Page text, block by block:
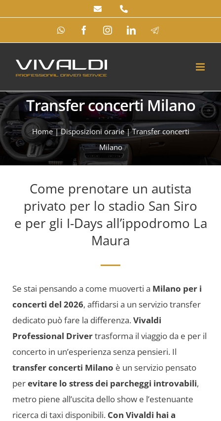
WhatsAppFacebookInstagramLinkedInTelegram
Transfer concerti Milano
Home|Disposizioni orarie|Transfer concerti
Milano
Come prenotare un autista
privato per lo stadio San Siro
e per gli I-Days all’ippodromo La
Maura
Se stai pensando a come muoverti a Milano per i
concerti del 2026, affidarsi a un servizio transfer
dedicato può fare la differenza.Vivaldi
Professional Drivertrasforma il viaggio da e per il
concerto in un’esperienza senza pensieri. Il
transfer concerti Milano è un servizio pensato
perevitare lo stress dei parcheggi introvabili,
metro piene all’uscita dello show e l’estenuante
ricerca di taxi disponibili. Con Vivaldi hai a